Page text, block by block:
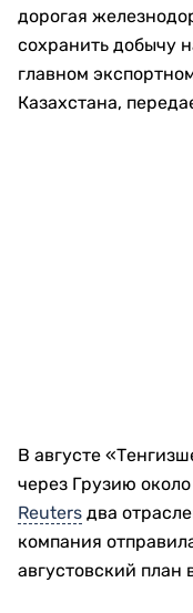
дорогая
сохранить добычу
главном
Казахстана,
В августе
через Грузию
Reuters два
компания
августовский план